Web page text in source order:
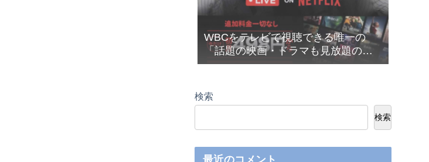
WBCをテレビで視聴できる唯一の
「話題の映画・ドラマも見放題の
Netflix（ネットフリックス）」が今だ
検索
検索
最近のコメント